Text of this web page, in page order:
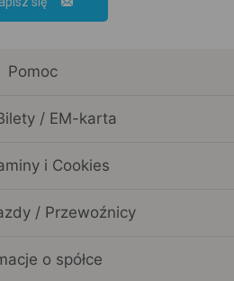
Pomoc
/ EM-karta
i Cookies
/ Przewoźnicy
o spółce